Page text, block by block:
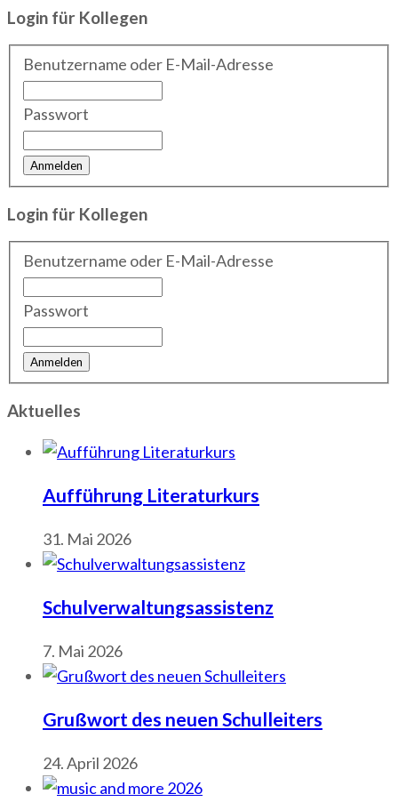
Login für Kollegen
Benutzername oder E-Mail-Adresse
Passwort
Login für Kollegen
Benutzername oder E-Mail-Adresse
Passwort
Aktuelles
Aufführung Literaturkurs
31. Mai 2026
Schulverwaltungsassistenz
7. Mai 2026
Grußwort des neuen Schulleiters
24. April 2026